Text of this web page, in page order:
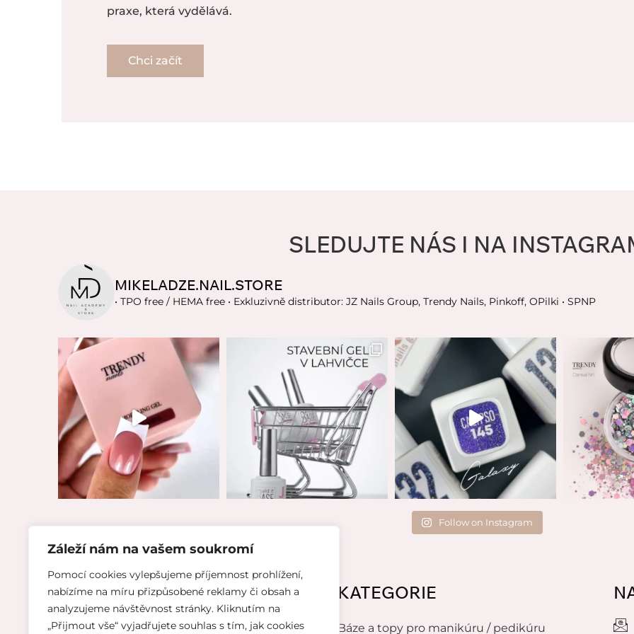
Záleží nám na vašem soukromí
Pomocí cookies vylepšujeme příjemnost prohlížení,
nabízíme na míru přizpůsobené reklamy či obsah a
analyzujeme návštěvnost stránky. Kliknutím na
„Přijmout vše“ vyjadřujete souhlas s tím, jak cookies
praxe, která vydělává.
Chci začít
SLEDUJTE NÁS I NA
MIKELADZE.NAIL.STORE
• TPO free / HEMA free • Exkluzivně distributor: JZ Nails Group, Trendy Nails, Pinkoff, OPilki • SPNP
Follow on Instagram
INFO
Reklamační řád
KATEGORIE
Báze a topy pro manikúru / pedikúru